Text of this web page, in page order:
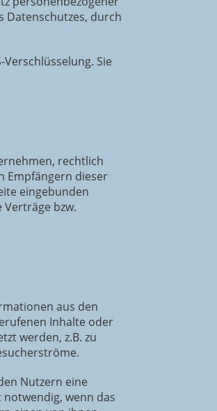
Datenschutzes, durch
Sie
rechtlich
Empfängern dieser
eingebunden
bzw.
aus den
Inhalte oder
werden, z.B. zu
Nutzern eine
wenn das